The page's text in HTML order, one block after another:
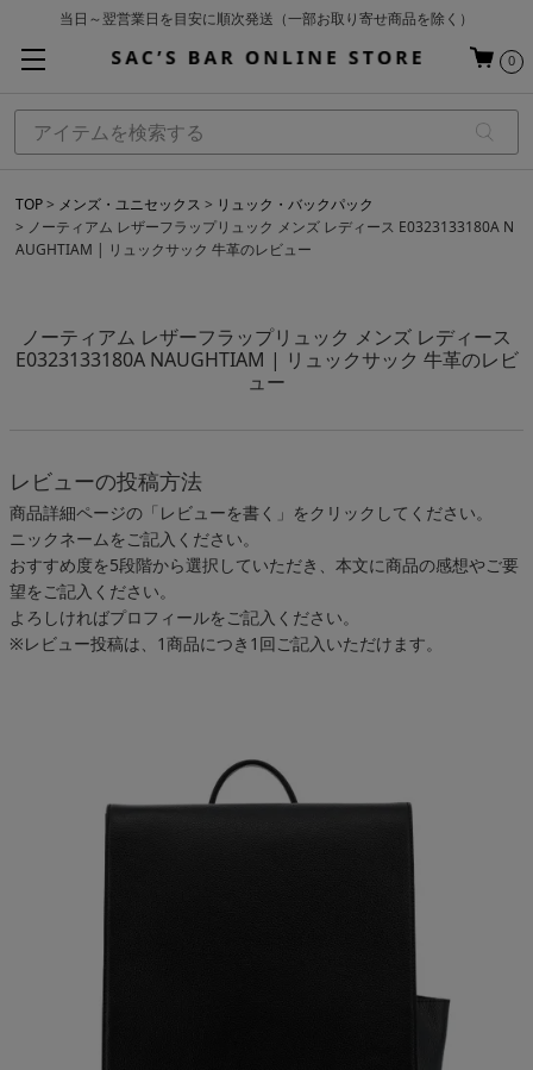
当日～翌営業日を目安に順次発送（一部お取り寄せ商品を除く）
基本配送料 ¥550(沖縄・離島を除く)
0
TOP メンズ・ユニセックス
リュック・バックパック
ノーティアム レザーフラップリュック メンズ レディース E0323133180A N
AUGHTIAM | リュックサック 牛革のレビュー
ノーティアム レザーフラップリュック メンズ レディース
E0323133180A NAUGHTIAM | リュックサック 牛革のレビ
ュー
レビューの投稿方法
商品詳細ページの「レビューを書く」をクリックしてください。
ニックネームをご記入ください。
おすすめ度を5段階から選択していただき、本文に商品の感想やご要
望をご記入ください。
よろしければプロフィールをご記入ください。
※レビュー投稿は、1商品につき1回ご記入いただけます。